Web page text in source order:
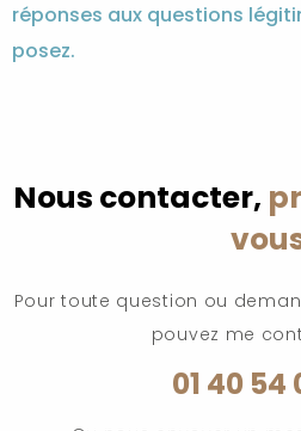
réponses aux questions
posez.
Nous contacter,
Pour toute question ou
pouvez me
01 40 54